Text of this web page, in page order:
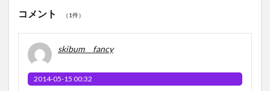
コメント （1件）
skibum fancy
2014-05-15 00:32